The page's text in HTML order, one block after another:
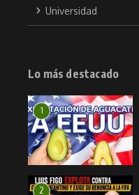
Universidad
Lo más destacado
1
2